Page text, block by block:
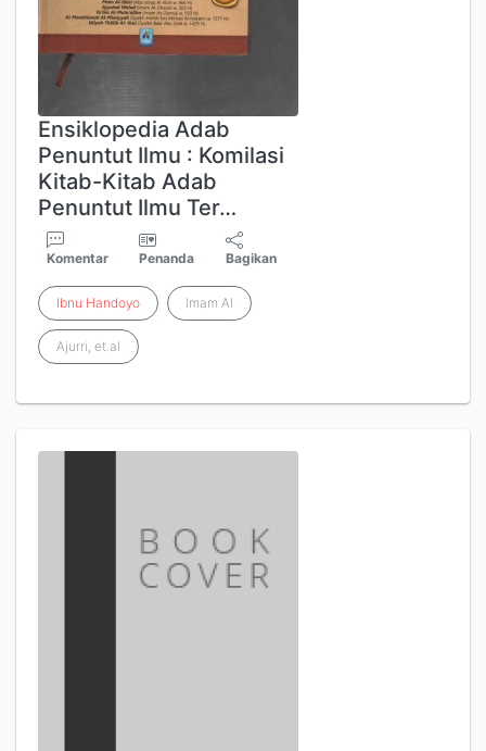
Ensiklopedia Adab
Penuntut Ilmu : Komilasi
Kitab-Kitab Adab
Penuntut Ilmu Ter…
Komentar Penanda Bagikan
Ibnu Handoyo Imam Al
Ajurri, et.al